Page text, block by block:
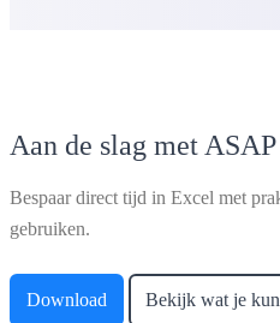
Aan de slag met
Bespaar direct tijd in Excel met
gebruiken.
Download Bekijk wat je